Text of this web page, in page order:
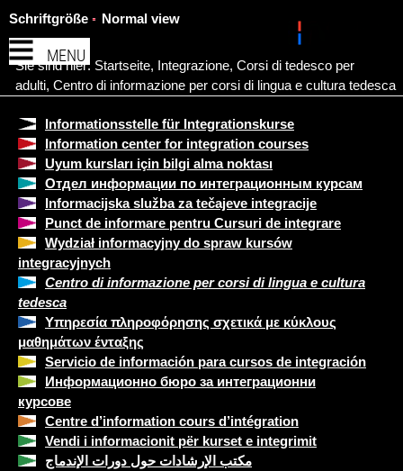
MENU
Schriftgröße Normal view
Sie sind hier: Startseite, Integrazione, Corsi di tedesco per
adulti, Centro di informazione per corsi di lingua e cultura tedesca
Informationsstelle für Integrationskurse
Information center for integration courses
Uyum kursları için bilgi alma noktası
Отдел информации по интеграционным курсам
Informacijska služba za tečajeve integracije
Punct de informare pentru Cursuri de integrare
Wydział informacyjny do spraw kursów
integracyjnych
Centro di informazione per corsi di lingua e cultura
tedesca
Υπηρεσία πληροφόρησης σχετικά με κύκλους
μαθημάτων ένταξης
Servicio de información para cursos de integración
Информационно бюро за интеграционни
курсове
Centre d’information cours d’intégration
Vendi i informacionit për kurset e integrimit
مكتب الإرشادات حول دورات الإندماج